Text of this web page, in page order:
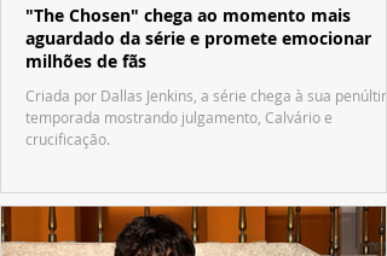
"The Chosen" chega ao momento mais
aguardado da série e promete emocionar
milhões de fãs
Criada por Dallas Jenkins, a série chega à sua
temporada mostrando julgamento, Calvário e
crucificação.